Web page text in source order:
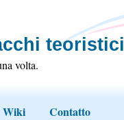
teoristici
volta.
Wiki Contatto